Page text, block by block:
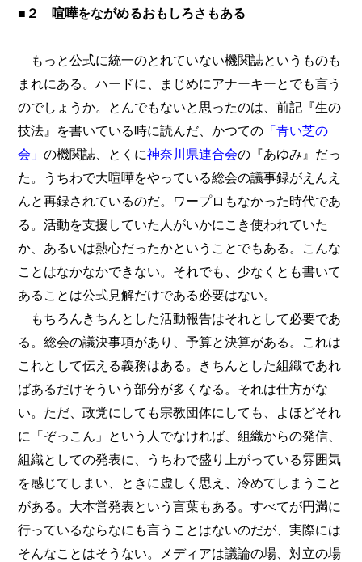
■２ 喧嘩をながめるおもしろさもある
もっと公式に統一のとれていない機関誌というものも
まれにある。ハードに、まじめにアナーキーとでも言う
のでしょうか。とんでもないと思ったのは、前記『生の
技法』を書いている時に読んだ、かつての 「青い芝の
会」の機関誌、とくに神奈川県連合会の『あゆみ』だっ
た。うちわで大喧嘩をやっている総会の議事録がえんえ
んと再録されているのだ。ワープロもなかった時代であ
る。活動を支援していた人がいかにこき使われていた
か、あるいは熱心だったかということでもある。こんな
ことはなかなかできない。それでも、少なくとも書いて
あることは公式見解だけである必要はない。
もちろんきちんとした活動報告はそれとして必要であ
る。総会の議決事項があり、予算と決算がある。これは
これとして伝える義務はある。きちんとした組織であれ
ばあるだけそういう部分が多くなる。それは仕方がな
い。ただ、政党にしても宗教団体にしても、よほどそれ
に「ぞっこん」という人でなければ、組織からの発信、
組織としての発表に、うちわで盛り上がっている雰囲気
を感じてしまい、ときに虚しく思え、冷めてしまうこと
がある。大本営発表という言葉もある。すべてが円満に
行っているならなにも言うことはないのだが、実際には
そんなことはそうない。メディアは議論の場、対立の場